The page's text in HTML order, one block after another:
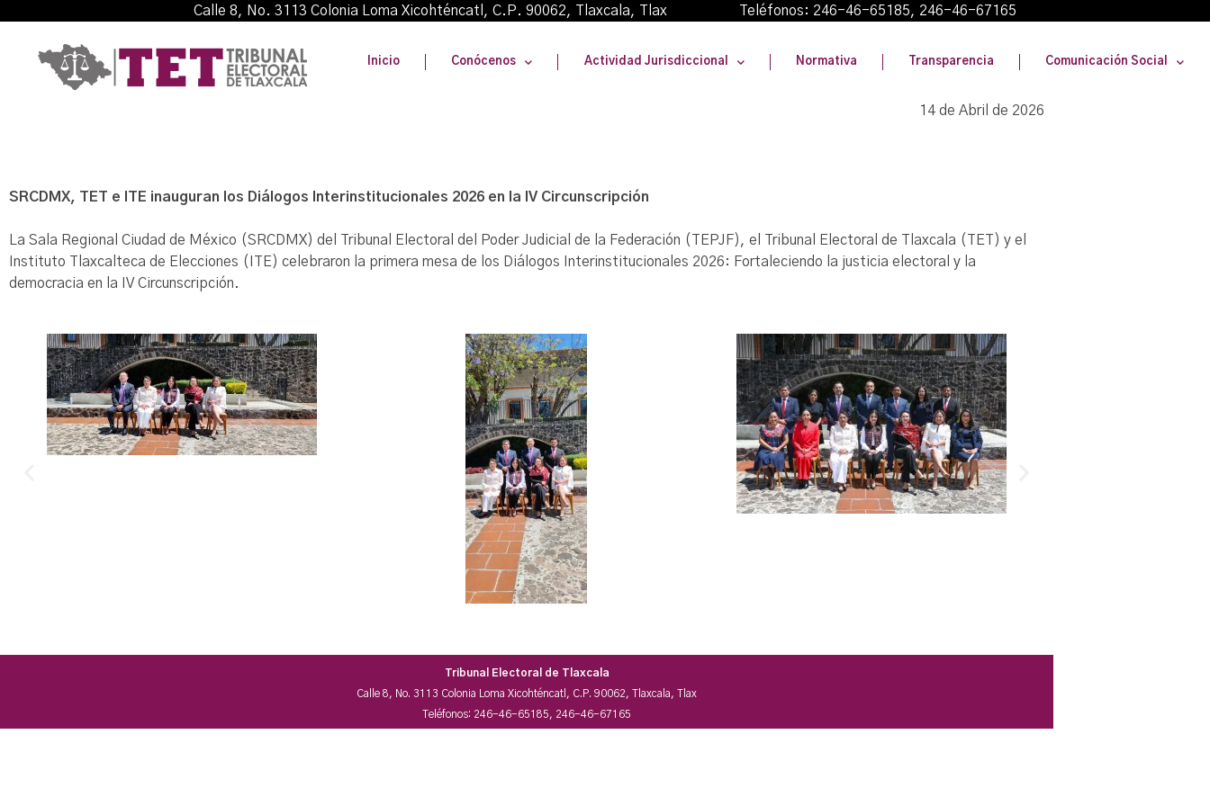
Calle 8, No. 3113 Colonia Loma Xicohténcatl, C.P. 90062, Tlaxcala, Tlax Teléfonos: 246-46-65185, 246-46-67165
Inicio Conócenos Actividad Jurisdiccional Normativa Transparencia Comunicación Social
14 de Abril de 2026
SRCDMX, TET e ITE inauguran los Diálogos Interinstitucionales 2026 en la IV Circunscripción
La Sala Regional Ciudad de México (SRCDMX) del Tribunal Electoral del Poder Judicial de la Federación (TEPJF), el Tribunal Electoral de Tlaxcala (TET) y el
Instituto Tlaxcalteca de Elecciones (ITE) celebraron la primera mesa de los Diálogos Interinstitucionales 2026: Fortaleciendo la justicia electoral y la
democracia en la IV Circunscripción.
Tribunal Electoral de Tlaxcala
Calle 8, No. 3113 Colonia Loma Xicohténcatl, C.P. 90062, Tlaxcala, Tlax
Teléfonos: 246-46-65185, 246-46-67165